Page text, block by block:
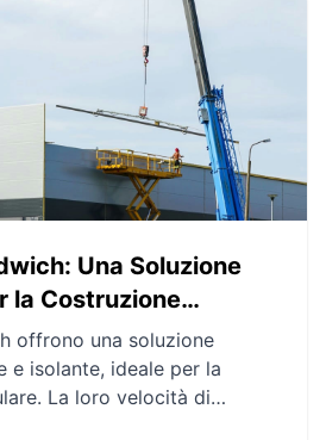
per le loro proprietà
applicazioni.
Una Soluzione
la Costruzione
offrono una soluzione
e isolante, ideale per la
La loro velocità di